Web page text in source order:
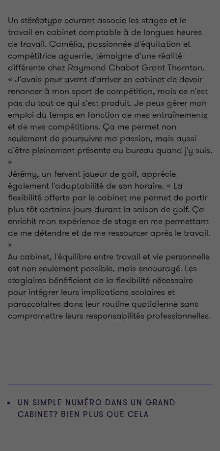
Un stéréotype courant associe les stages et le
travail en cabinet comptable à de longues heures
de travail. Camélia, passionnée d'équitation et
compétitrice aguerrie, témoigne d'une réalité
différente chez Raymond Chabot Grant Thornton.
« J'avais peur avant d'arriver en cabinet de devoir
renoncer à mon sport de compétition, mais ce n'est
pas du tout ce qui s'est produit. Je peux gérer mon
emploi du temps en fonction de mes entraînements
et de mes compétitions. Ça me permet non
seulement de poursuivre ma passion, mais aussi
d'être pleinement présente au bureau quand j'y suis.
»
Jérémy, un fervent joueur de golf, apprécie
également l'adaptabilité de son horaire. « La
flexibilité offerte par le cabinet me permet de partir
plus tôt certains jours durant la saison de golf. Ça
enrichit mon expérience de stage en me permettant
de me détendre et de me ressourcer après le travail.
»
Au cabinet, l'équilibre entre travail et vie personnelle
est non seulement possible, mais encouragé. Les
stagiaires bénéficient de la flexibilité nécessaire
pour intégrer leurs implications scolaires et
parascolaires dans leur routine quotidienne sans
compromettre leurs responsabilités professionnelles.
UN SIMPLE NUMÉRO DANS UN GRAND
CABINET? BIEN PLUS QUE CELA